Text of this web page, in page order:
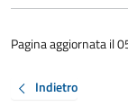
Pagina aggiornata il
Indietro